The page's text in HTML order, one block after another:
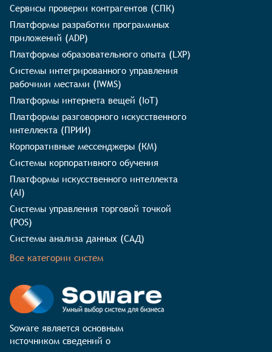
Сервисы проверки контрагентов (СПК)
Платформы разработки программных
приложений (ADP)
Платформы образовательного опыта (LXP)
Системы интегрированного управления
рабочими местами (IWMS)
Платформы интернета вещей (IoT)
Платформы разговорного искусственного
интеллекта (ПРИИ)
Корпоративные мессенджеры (КМ)
Системы корпоративного обучения
Платформы искусственного интеллекта
(AI)
Системы управления торговой точкой
(POS)
Системы анализа данных (САД)
Все категории систем
Soware является основным
источником сведений о